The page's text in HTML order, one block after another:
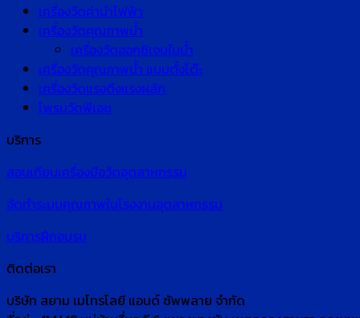
เครื่องวัดค่านำไฟฟ้า
เครื่องวัดคุณภาพน้ำ
เครื่องวัดออกซิเจนในน้ำ
เครื่องวัดคุณภาพน้ำ แบบตั้งโต๊ะ
เครื่องวัดแรงดึงแรงผลัก
โพรบวัดพีเอช
บริการ
สอบเทียบเครื่องมือวัดอุตสาหกรรม
จัดทำระบบคุณภาพในโรงงานอุตสาหกรรม
บริการฝึกอบรม
ติดต่อเรา
บริษัท สยาม เมโทรโลยี แอนด์ ซัพพลาย จำกัด